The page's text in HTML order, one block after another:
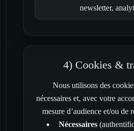
newsletter,
4) Cookies &
Nous utilisons des
nécessaires et, avec votre
mesure d’audience et/ou de
Nécessaires